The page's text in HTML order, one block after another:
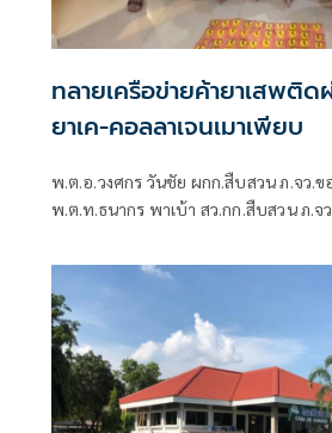
ทลายเครือข่ายค้ายาเสพติ
ยาเค-คอลลาเจนเมาเพียบ
พ.ต.อ.วงศกร วันชัย ผกก.สืบสวน ภ.จว.
พ.ต.ท.ธนากร พาเบ้า สว.กก.สืบสวน ภ.จ
ต้องหาอายุ 18 ปี จำนวน 4 คน พร้อมย
เจน อาวุธปืนไทยประดิษฐ์ เครื่องกระสุ
ถือ หลังสืบสวนพบพฤติการณ์ลักลอบจำห